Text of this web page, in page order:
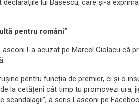
lui Băsescu, care și-a
pentru români”
l-a acuzat pe Marcel Ciolacu că
pentru funcția de premier, ci și o
la cetățeni cât timp tu promovezi ura,
scandalagii”, a scris Lasconi pe